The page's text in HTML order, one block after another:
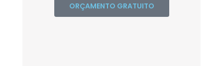
ORÇAMENTO GRATUITO